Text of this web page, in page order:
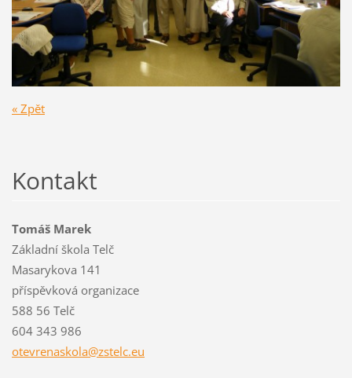
« Zpět
Kontakt
Tomáš Marek
Základní škola Telč
Masarykova 141
příspěvková organizace
588 56 Telč
604 343 986
otevrenaskola@zstelc.eu